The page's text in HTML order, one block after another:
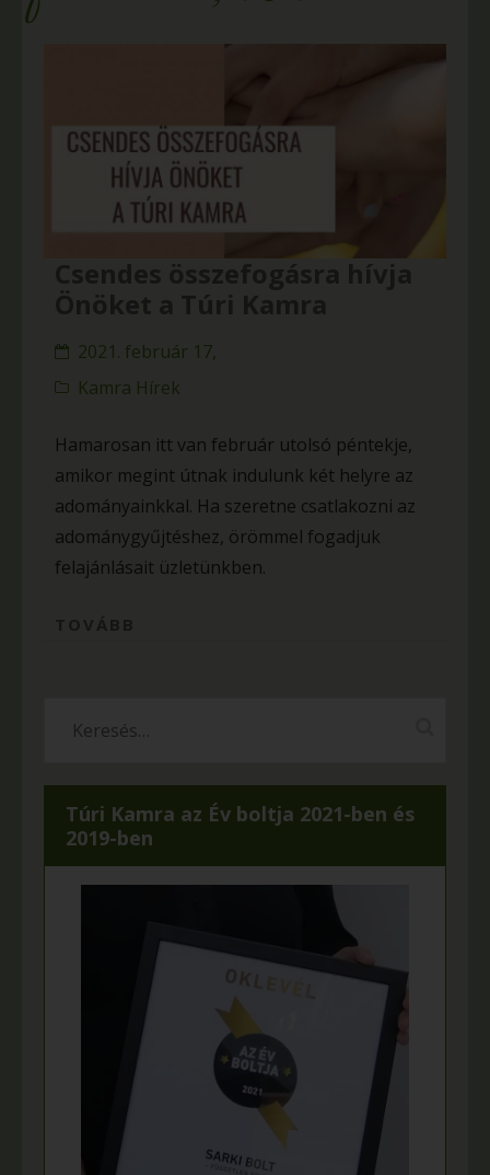
2021. február 17,
Kamra Hírek
Hamarosan itt van február utolsó péntekje,
amikor megint útnak indulunk két helyre az
adományainkkal. Ha szeretne csatlakozni az
adománygyűjtéshez, örömmel fogadjuk
felajánlásait üzletünkben.
Túri Kamra az Év boltja 2021-ben és
2019-ben